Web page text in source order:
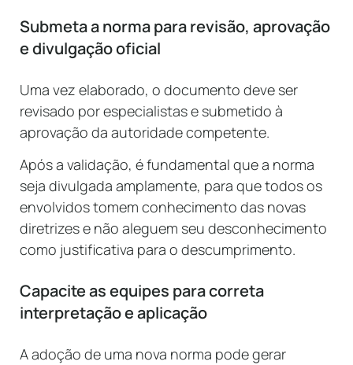
Submeta a norma para revisão, aprovação
e divulgação oficial
Uma vez elaborado, o documento deve ser
revisado por especialistas e submetido à
aprovação da autoridade competente.
Após a validação, é fundamental que a norma
seja divulgada amplamente, para que todos os
envolvidos tomem conhecimento das novas
diretrizes e não aleguem seu desconhecimento
como justificativa para o descumprimento.
Capacite as equipes para correta
interpretação e aplicação
A adoção de uma nova norma pode gerar